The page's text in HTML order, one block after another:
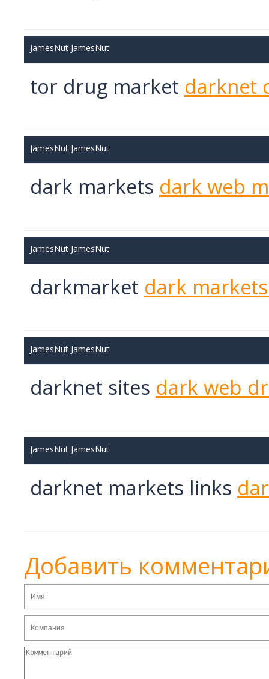
JamesNut JamesNut
tor drug market darknet
JamesNut JamesNut
dark markets dark web
JamesNut JamesNut
darkmarket dark
JamesNut JamesNut
darknet sites dark web
JamesNut JamesNut
darknet markets links
Добавить